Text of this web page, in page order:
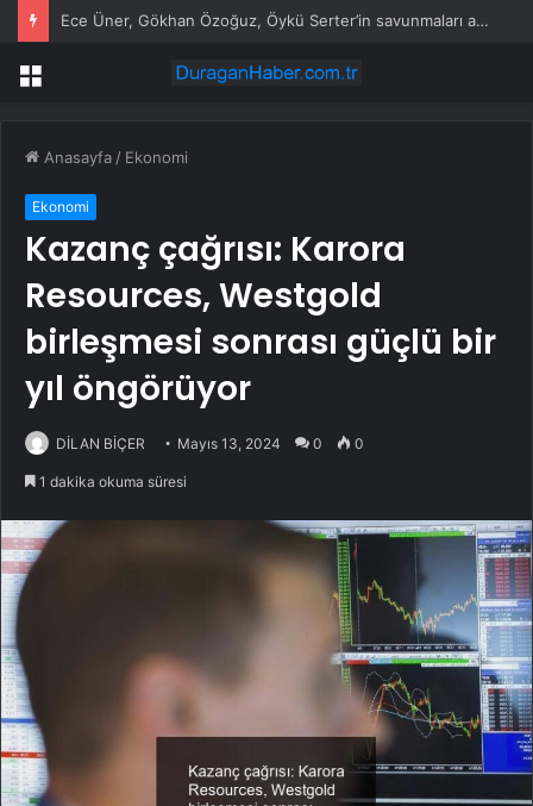
Ece Üner, Gökhan Özoğuz, Öykü Serter’in savunmaları aynı
Menü
Anasayfa / Ekonomi
Ekonomi
Kazanç çağrısı: Karora
Resources, Westgold
birleşmesi sonrası güçlü bir
yıl öngörüyor
DİLAN BİÇER Mayıs 13, 2024 0 0
1 dakika okuma süresi